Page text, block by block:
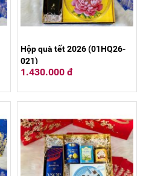
Hộp quà tết 2026 (01HQ26-
021)
1.430.000 đ